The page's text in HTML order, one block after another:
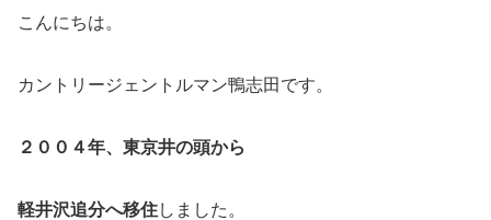
こんにちは。
カントリージェントルマン鴨志田です。
２００４年、東京井の頭から
軽井沢追分へ移住しました。